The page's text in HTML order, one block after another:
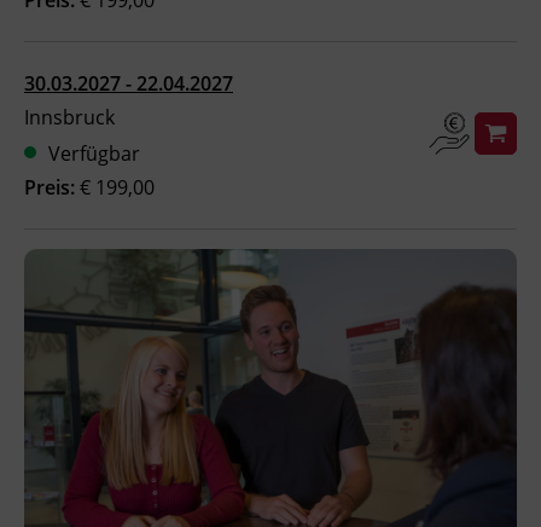
BFI Schwaz
30.03.2027 - 22.04.2027
Innsbruck
Verfügbar
Preis: € 199,00